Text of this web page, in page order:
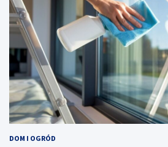
DOM I OGRÓD